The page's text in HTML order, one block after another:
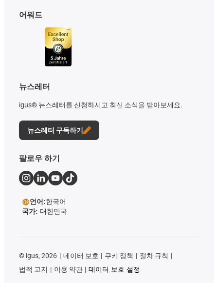
어워드
뉴스레터
igus® 뉴스레터를 신청하시고 최신 소식을 받아보세요.
뉴스레터 구독하기
팔로우 하기
언어:한국어
국가: 대한민국
© igus, 2026 데이터 보호 쿠키 정책
절차 규칙
법적 고지
이용 약관 데이터 보호 설정